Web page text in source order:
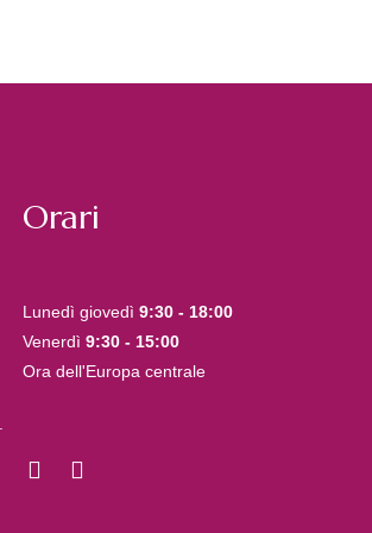
Orari
Lunedì giovedì 9:30 - 18:00
Venerdì 9:30 - 15:00
Ora dell'Europa centrale